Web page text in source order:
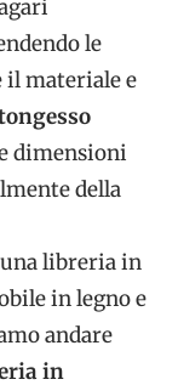
le
materiale e
dimensioni
della
libreria in
in legno e
andare
in